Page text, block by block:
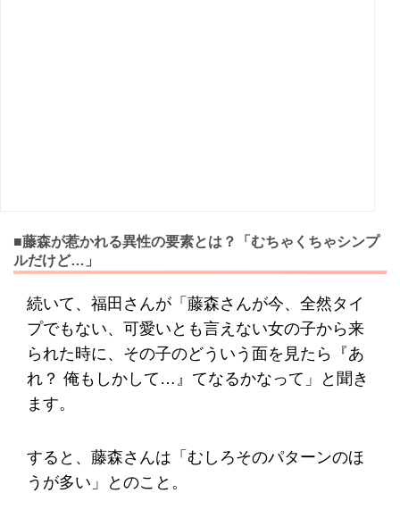
■藤森が惹かれる異性の要素とは？「むちゃくちゃシンプ
ルだけど…」
続いて、福田さんが「藤森さんが今、全然タイ
プでもない、可愛いとも言えない女の子から来
られた時に、その子のどういう面を見たら『あ
れ？ 俺もしかして…』てなるかなって」と聞き
ます。
すると、藤森さんは「むしろそのパターンのほ
うが多い」とのこと。